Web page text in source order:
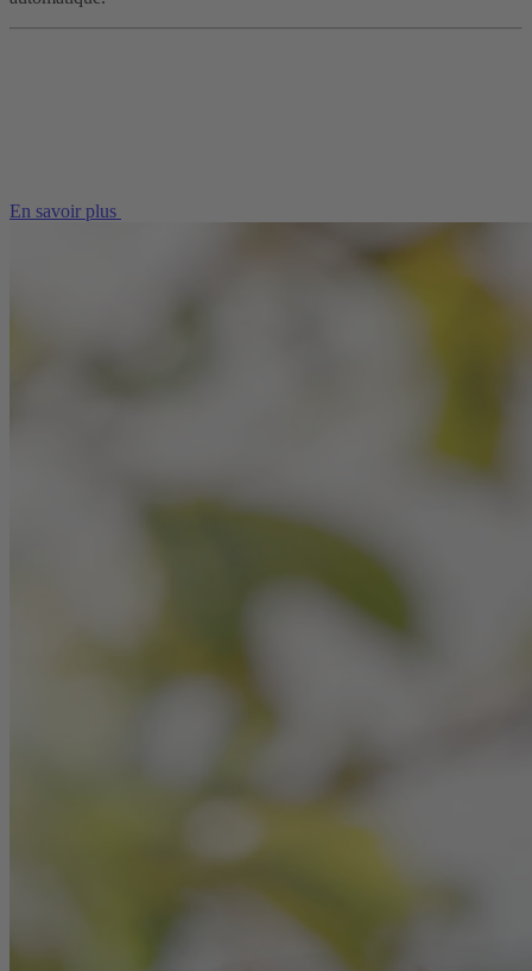
En savoir plus